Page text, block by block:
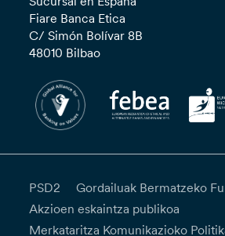
Fiare Banca Etica
C/ Simón Bolívar 8B
48010 Bilbao
PSD2
Gordailuak Bermatzeko
Akzioen eskaintza publikoa
Merkataritza Komunikazioko